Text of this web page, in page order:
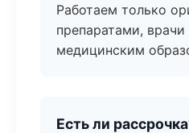
Работаем только
препаратами,
медицинским
Есть ли